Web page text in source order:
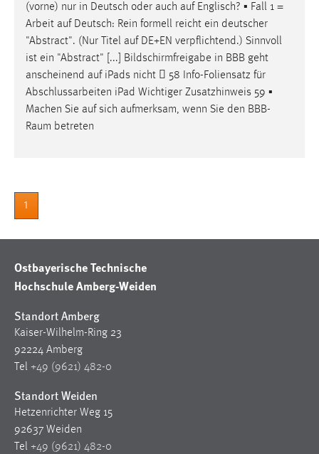
(vorne) nur in Deutsch oder auch aufEnglisch? ▪ Fall 1 =
Arbeit aufDeutsch: Rein formell reicht ein deutscher
"Abstract". (Nur Titel aufDE+EN verpflichtend.) Sinnvoll
ist ein "Abstract" [...] Bildschirmfreigabe in BBB geht
anscheinend aufiPads nicht  58 Info-Foliensatz für
Abschlussarbeiten iPad Wichtiger Zusatzhinweis 59 ▪
Machen Sie aufsich aufmerksam, wenn Sie den BBB-
Raum betreten
1
Ostbayerische Technische
Hochschule Amberg-Weiden
Standort Amberg
Kaiser-Wilhelm-Ring 23
92224 Amberg
Tel +49 (9621) 482-0
Standort Weiden
Hetzenrichter Weg 15
92637 Weiden
Tel +49 (9621) 482-0
Sprachpräferenz
Name:
site-language-preference
Zweck:
Das Cookie speichert die gewählte Sprache der Website.
Cookie Laufzeit:
chat-frame-style-5e9dbeb1811c0446
Zweck:
Wird benötigt um die Chatfunktion nutzen zu können.
Cookie Laufzeit:
MibewSessionID, mibew-chat-frame-style-
5e9dbeb1811c0446 = Sitzungslaufzeit, mibew_locale = 3
Jahre, MIBEW_UserID = 1 Jahr
Login
Name:
fe_user, be_user, be_lastLoginProvider